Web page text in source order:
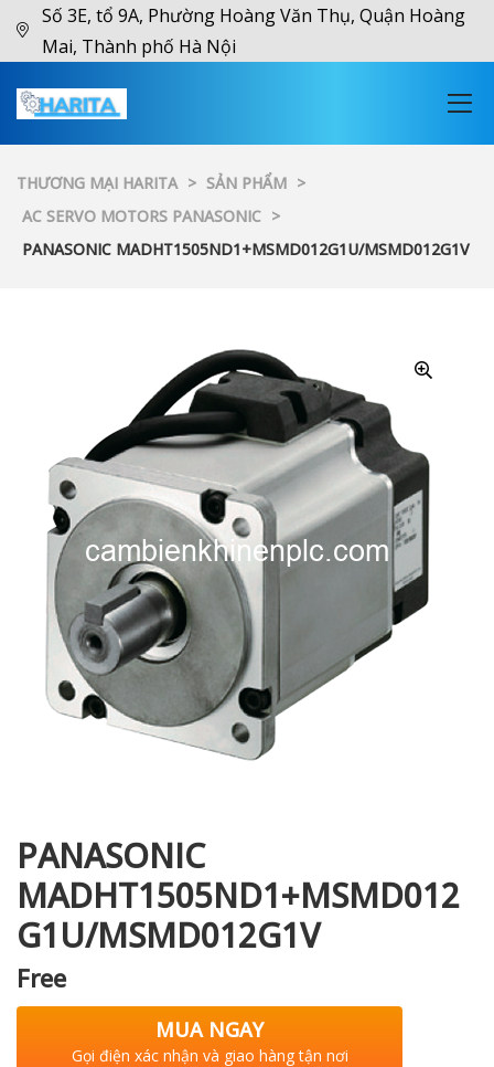
Số 3E, tổ 9A, Phường Hoàng Văn Thụ, Quận Hoàng
Mai, Thành phố Hà Nội
THƯƠNG MẠI HARITA > SẢN PHẨM >
AC SERVO MOTORS PANASONIC >
PANASONIC MADHT1505ND1+MSMD012G1U/MSMD012G1V
PANASONIC
MADHT1505ND1+MSMD012
G1U/MSMD012G1V
Free
MUA NGAY
Gọi điện xác nhận và giao hàng tận nơi